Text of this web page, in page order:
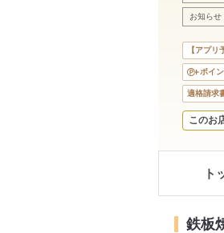
お知らせ
【アプ
ポイ
適格請求
このお
ト
鉄板